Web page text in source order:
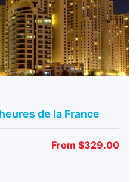
de la France
From $329.00